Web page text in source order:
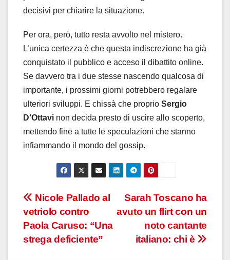
decisivi per chiarire la situazione.
Per ora, però, tutto resta avvolto nel mistero.
L’unica certezza è che questa indiscrezione ha già
conquistato il pubblico e acceso il dibattito online.
Se davvero tra i due stesse nascendo qualcosa di
importante, i prossimi giorni potrebbero regalare
ulteriori sviluppi. E chissà che proprio Sergio
D’Ottavi non decida presto di uscire allo scoperto,
mettendo fine a tutte le speculazioni che stanno
infiammando il mondo del gossip.
Navigazione
articoli
Sarah Toscano ha
avuto un flirt con un
noto cantante
italiano: chi è
Nicole Pallado al
vetriolo contro
Paola Caruso: “Una
strega deficiente”